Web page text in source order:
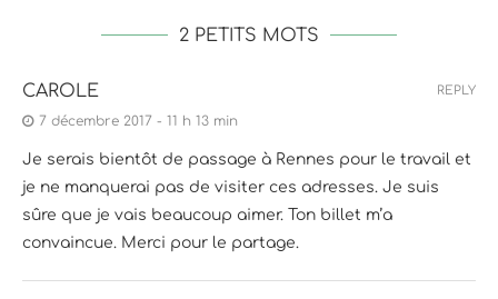
2 PETITS MOTS
CAROLE
7 décembre 2017 - 11 h 13 min
Je serais bientôt de passage à Rennes pour le travail et
je ne manquerai pas de visiter ces adresses. Je suis
sûre que je vais beaucoup aimer. Ton billet m’a
convaincue. Merci pour le partage.
REPLY